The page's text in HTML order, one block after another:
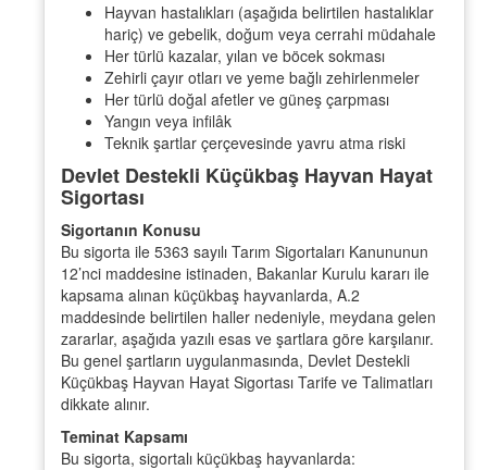
Hayvan hastalıkları (aşağıda belirtilen hastalıklar
hariç) ve gebelik, doğum veya cerrahi müdahale
Her türlü kazalar, yılan ve böcek sokması
Zehirli çayır otları ve yeme bağlı zehirlenmeler
Her türlü doğal afetler ve güneş çarpması
Yangın veya infilâk
Teknik şartlar çerçevesinde yavru atma riski
Devlet Destekli Küçükbaş Hayvan Hayat
Sigortası
Sigortanın Konusu
Bu sigorta ile 5363 sayılı Tarım Sigortaları Kanununun
12’nci maddesine istinaden, Bakanlar Kurulu kararı ile
kapsama alınan küçükbaş hayvanlarda, A.2
maddesinde belirtilen haller nedeniyle, meydana gelen
zararlar, aşağıda yazılı esas ve şartlara göre karşılanır.
Bu genel şartların uygulanmasında, Devlet Destekli
Küçükbaş Hayvan Hayat Sigortası Tarife ve Talimatları
dikkate alınır.
Teminat Kapsamı
Bu sigorta, sigortalı küçükbaş hayvanlarda: